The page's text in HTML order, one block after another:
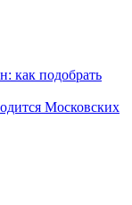
как подобрать
Московских